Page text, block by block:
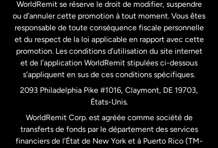
Malaisie
Nouvelle-Zélande
Pays-Bas
Royaume-Uni
WorldRemit se réserve le droit de modifier, suspendre
ou d’annuler cette promotion à tout moment. Vous êtes
responsable de toute conséquence fiscale personnelle
et du respect de la loi applicable en rapport avec cette
promotion. Les conditions d’utilisation du site internet
et de l’application WorldRemit stipulées ci-dessous
s’appliquent en sus de ces conditions spécifiques.
2093 Philadelphia Pike #1016, Claymont, DE 19703,
États-Unis.
WorldRemit Corp. est agréée comme société de
transferts de fonds par le département des services
financiers de l’État de New York et à Puerto Rico (TM-